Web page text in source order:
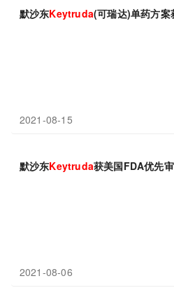
默沙东Keytruda(可瑞达)单药方
2021-08-15
默沙东Keytruda获美国FDA优先
2021-08-06